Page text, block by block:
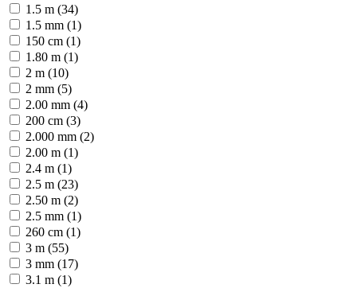
1.5 m (34)
1.5 mm (1)
150 cm (1)
1.80 m (1)
2 m (10)
2 mm (5)
2.00 mm (4)
200 cm (3)
2.000 mm (2)
2.00 m (1)
2.4 m (1)
2.5 m (23)
2.50 m (2)
2.5 mm (1)
260 cm (1)
3 m (55)
3 mm (17)
3.1 m (1)